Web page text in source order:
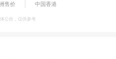
售价 中国香港
公价，仅供参考